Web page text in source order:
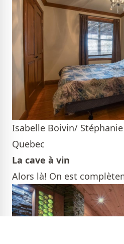
Isabelle Boivin/
Quebec
La cave à vin
Alors là! On est